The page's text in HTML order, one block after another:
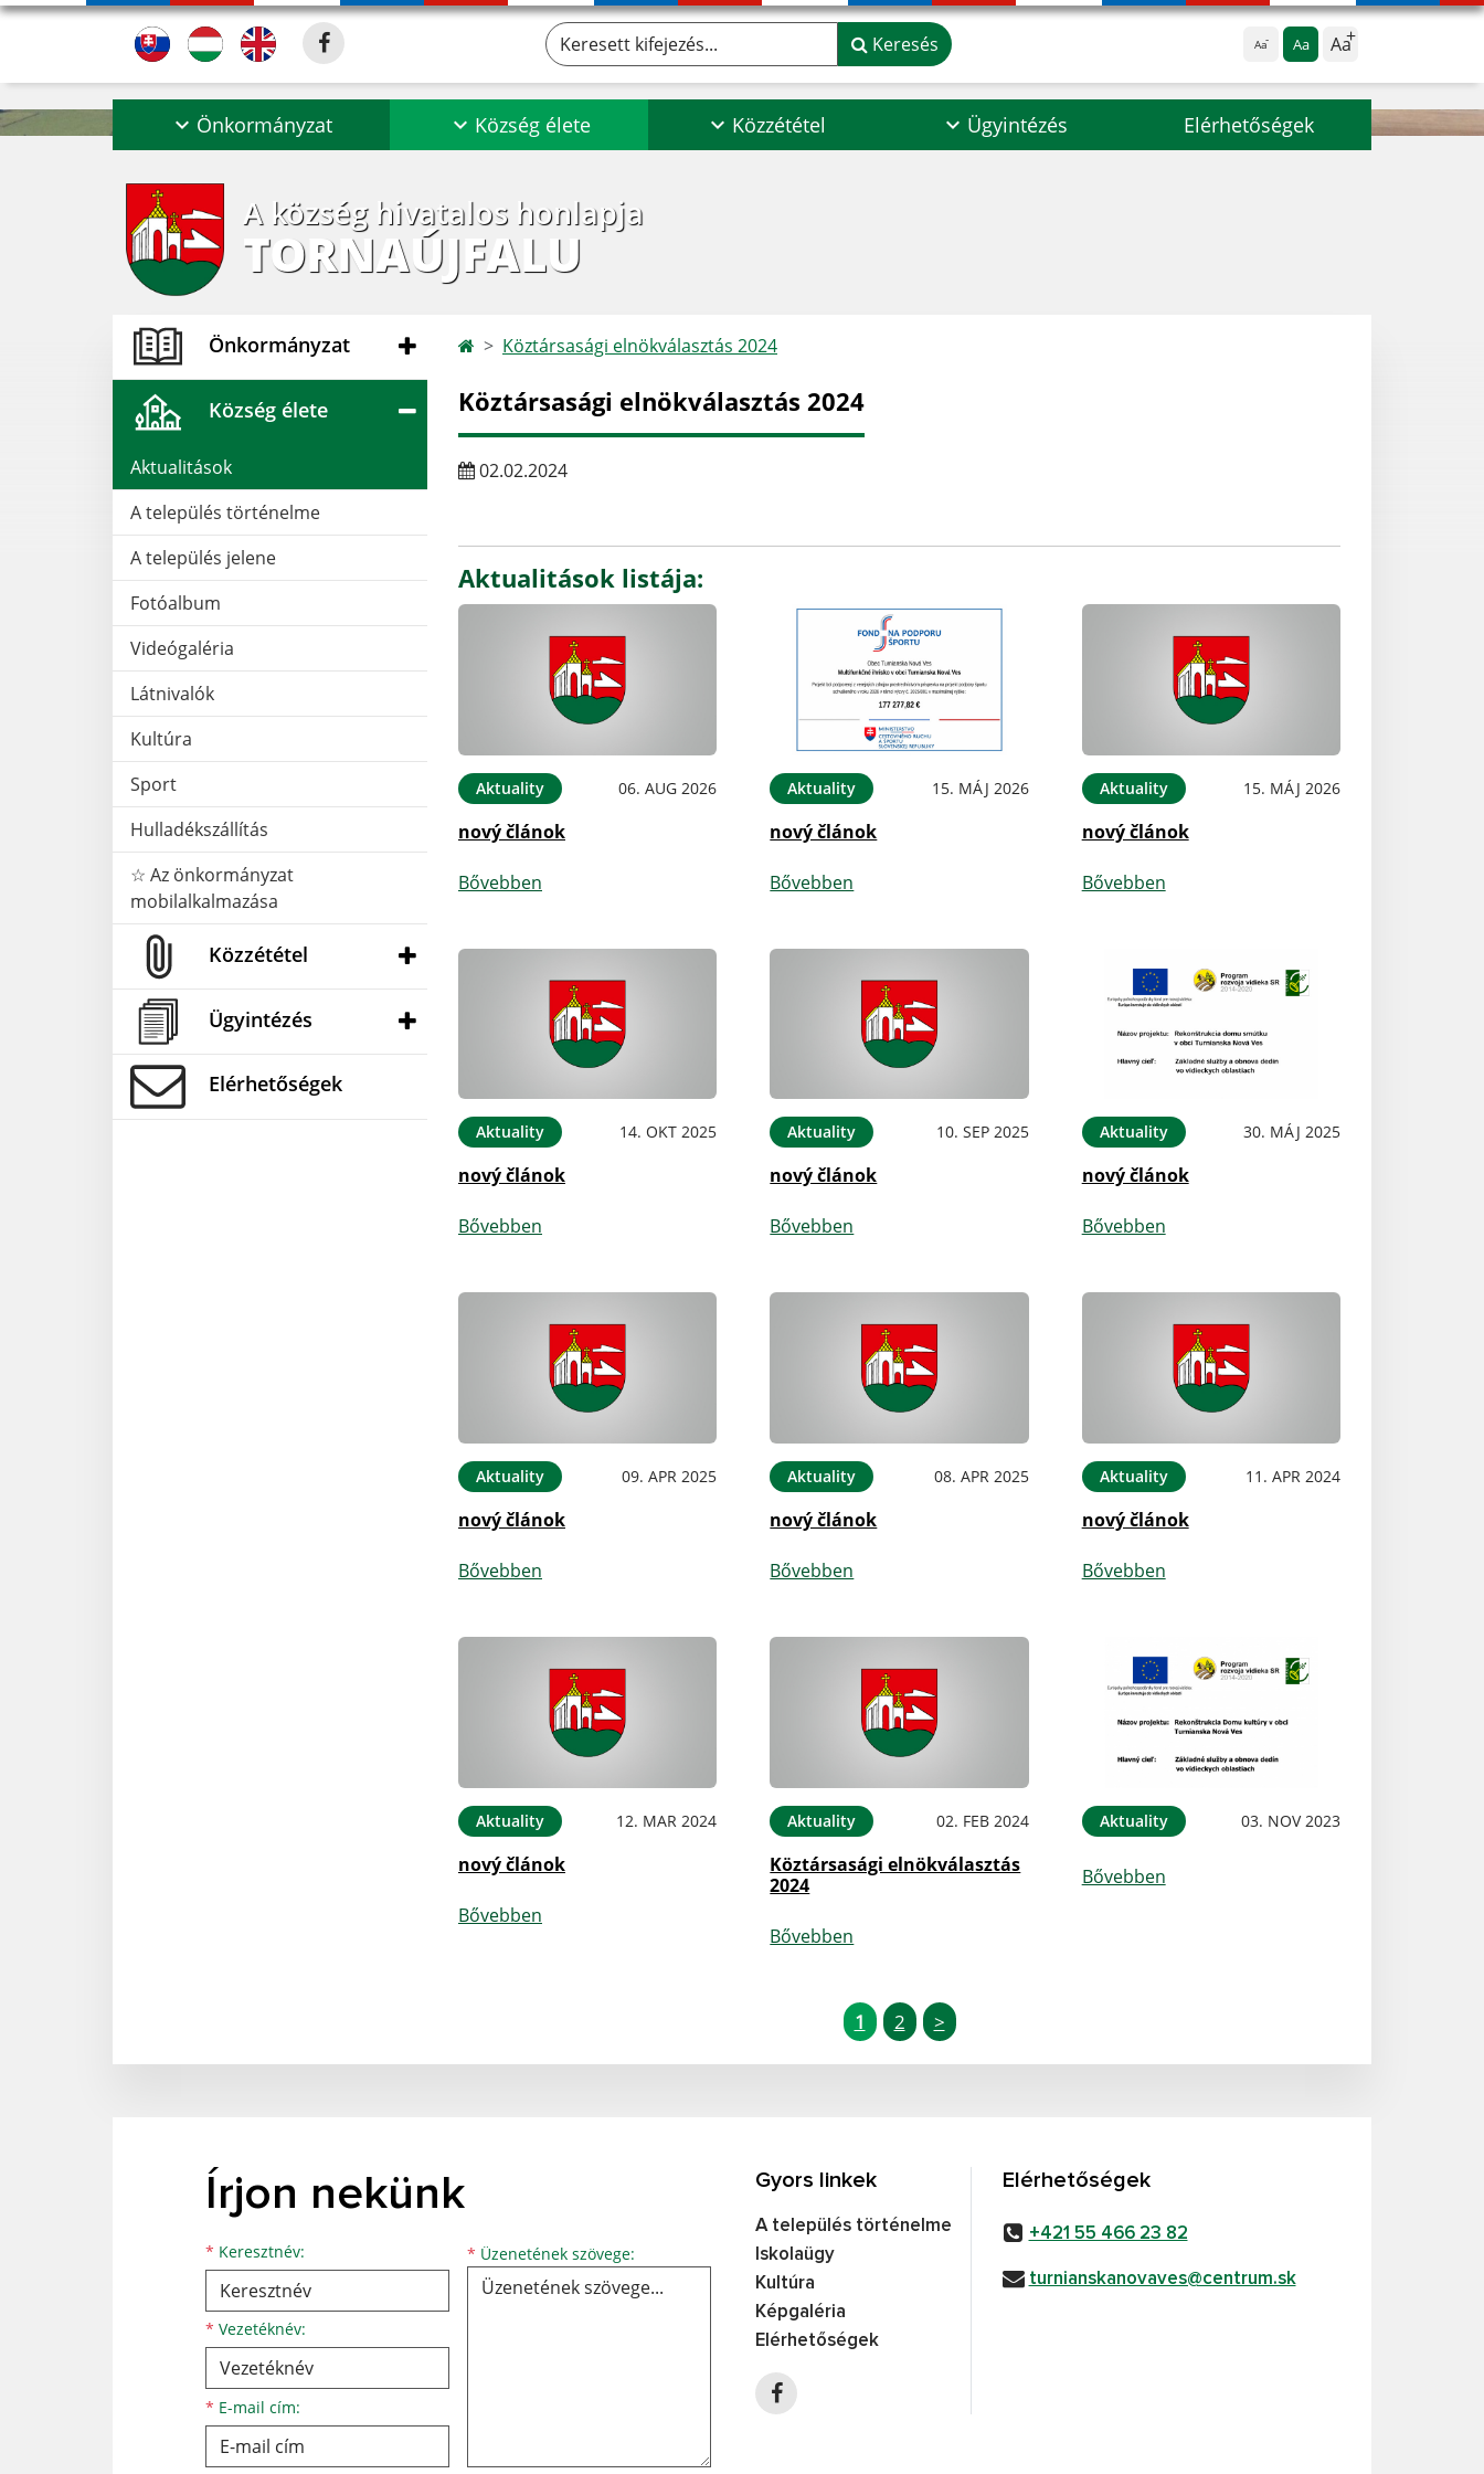
Aa Aa Aa
Keresett kifejezés... Keresés
Önkormányzat Község élete Közzététel Ügyintézés Elérhetőségek
A község hivatalos honlapja
TORNAÚJFALU
Önkormányzat
Község élete
Aktualitások
A település történelme
A település jelene
Fotóalbum
Videógaléria
Látnivalók
Kultúra
Sport
Hulladékszállítás
☆ Az önkormányzat
mobilalkalmazása
Közzététel
Ügyintézés
Elérhetőségek
Köztársasági elnökválasztás 2024
Köztársasági elnökválasztás 2024
02.02.2024
Aktualitások listája:
Aktuality 06. AUG 2026
nový článok
Bővebben
Aktuality 15. MÁJ 2026
nový článok
Bővebben
Aktuality 15. MÁJ 2026
nový článok
Bővebben
Aktuality 14. OKT 2025
nový článok
Bővebben
Aktuality 10. SEP 2025
nový článok
Bővebben
Aktuality 30. MÁJ 2025
nový článok
Bővebben
Aktuality 09. APR 2025
nový článok
Bővebben
Aktuality 08. APR 2025
nový článok
Bővebben
Aktuality 11. APR 2024
nový článok
Bővebben
Aktuality 12. MAR 2024
nový článok
Bővebben
Aktuality 02. FEB 2024
Köztársasági elnökválasztás
2024
Bővebben
Aktuality 03. NOV 2023
Bővebben
1 2 >
Írjon nekünk
* Keresztnév:
Keresztnév
* Vezetéknév:
Vezetéknév
* E-mail cím:
E-mail cím * Üzenetének szövege: Üzenetének szövege...
Gyors linkek
A település történelme
Iskolaügy
Kultúra
Képgaléria
Elérhetőségek
Elérhetőségek
+421 55 466 23 82
turnianskanovaves@centrum.sk